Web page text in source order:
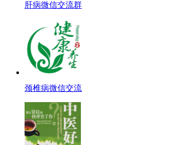
肝病微信交流群
颈椎病微信交流